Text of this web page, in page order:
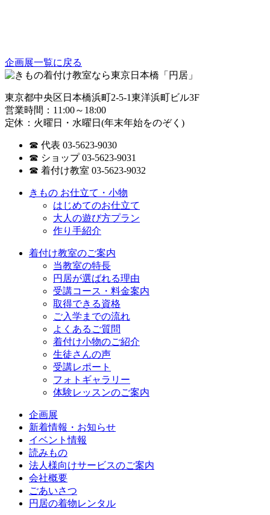
企画展一覧に戻る
東京都中央区日本橋浜町2-5-1東洋浜町ビル3F
営業時間：11:00～18:00
定休：火曜日・水曜日(年末年始をのぞく)
☎ 代表 03-5623-9030
☎ ショップ 03-5623-9031
☎ 着付け教室 03-5623-9032
きもの お仕立て・小物
はじめてのお仕立て
大人の遊び方プラン
作り手紹介
着付け教室のご案内
当教室の特長
円居が選ばれる理由
受講コース・料金案内
取得できる資格
ご入学までの流れ
よくあるご質問
着付け小物のご紹介
生徒さんの声
受講レポート
フォトギャラリー
体験レッスンのご案内
企画展
新着情報・お知らせ
イベント情報
読みもの
法人様向けサービスのご案内
会社概要
ごあいさつ
円居の着物レンタル